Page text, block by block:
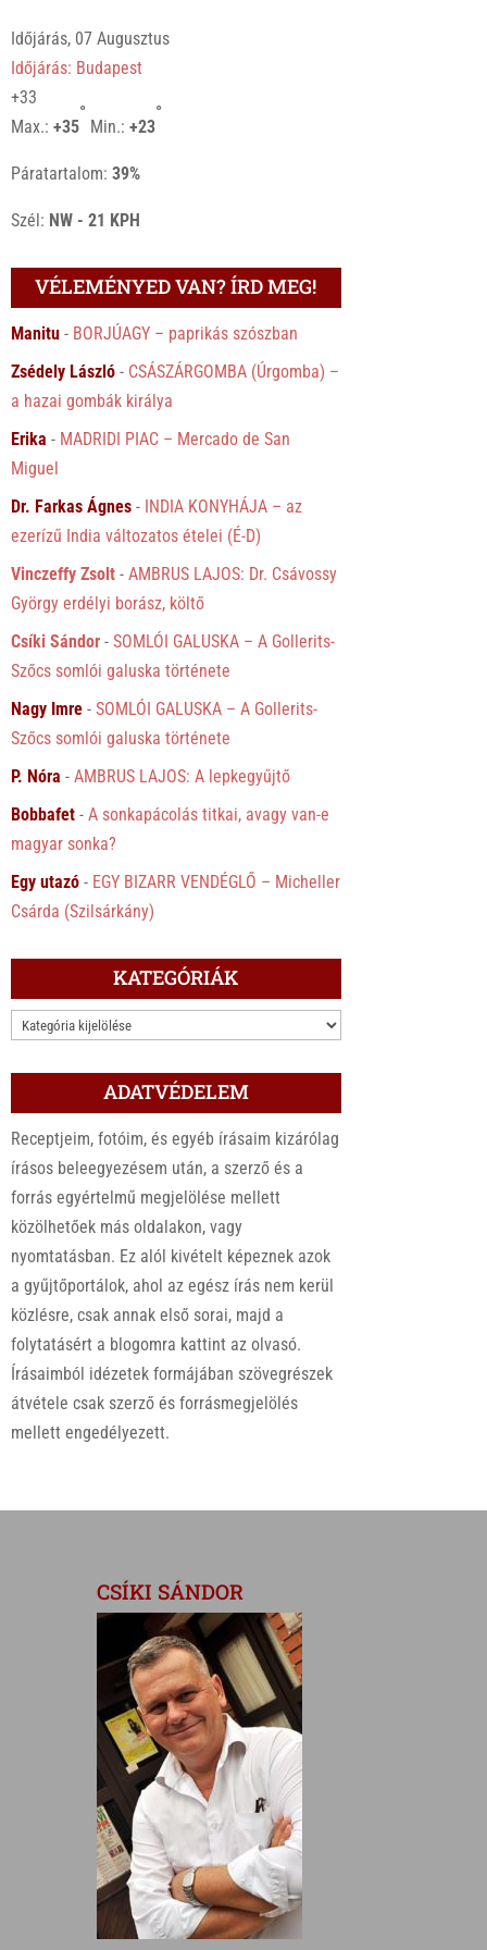
Időjárás, 07 Augusztus
Időjárás: Budapest
+33
Max.:+35
°
Min.:+23
°
Páratartalom:39%
Szél: NW - 21 KPH
VÉLEMÉNYED VAN? ÍRD MEG!
Manitu - BORJÚAGY – paprikás szószban
Zsédely László - CSÁSZÁRGOMBA (Úrgomba) –
a hazai gombák királya
Erika - MADRIDI PIAC – Mercado de San
Miguel
Dr. Farkas Ágnes - INDIA KONYHÁJA – az
ezerízű India változatos ételei (É-D)
Vinczeffy Zsolt -AMBRUS LAJOS: Dr. Csávossy
György erdélyi borász, költő
Csíki Sándor -SOMLÓI GALUSKA – A Gollerits-
Szőcs somlói galuska története
Nagy Imre -SOMLÓI GALUSKA – A Gollerits-
Szőcs somlói galuska története
P. Nóra -AMBRUS LAJOS: A lepkegyűjtő
Bobbafet -A sonkapácolás titkai, avagy van-e
magyar sonka?
Egy utazó - EGY BIZARR VENDÉGLŐ – Micheller
Csárda (Szilsárkány)
KATEGÓRIÁK
KATEGÓRIÁK
ADATVÉDELEM
Receptjeim, fotóim, és egyéb írásaim kizárólag
írásos beleegyezésem után, a szerző és a
forrás egyértelmű megjelölése mellett
közölhetőek más oldalakon, vagy
nyomtatásban. Ez alól kivételt képeznek azok
a gyűjtőportálok, ahol az egész írás nem kerül
közlésre, csak annak első sorai, majd a
folytatásért a blogomra kattint az olvasó.
Írásaimból idézetek formájában szövegrészek
átvétele csak szerző és forrásmegjelölés
mellett engedélyezett.
CSÍKI SÁNDOR